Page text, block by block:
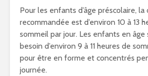
Pour les enfants d’âge préscolaire, la
recommandée est d’environ 10 à 13
sommeil par jour. Les enfants en âge
besoin d’environ 9 à 11 heures de
pour être en forme et concentrés
journée.